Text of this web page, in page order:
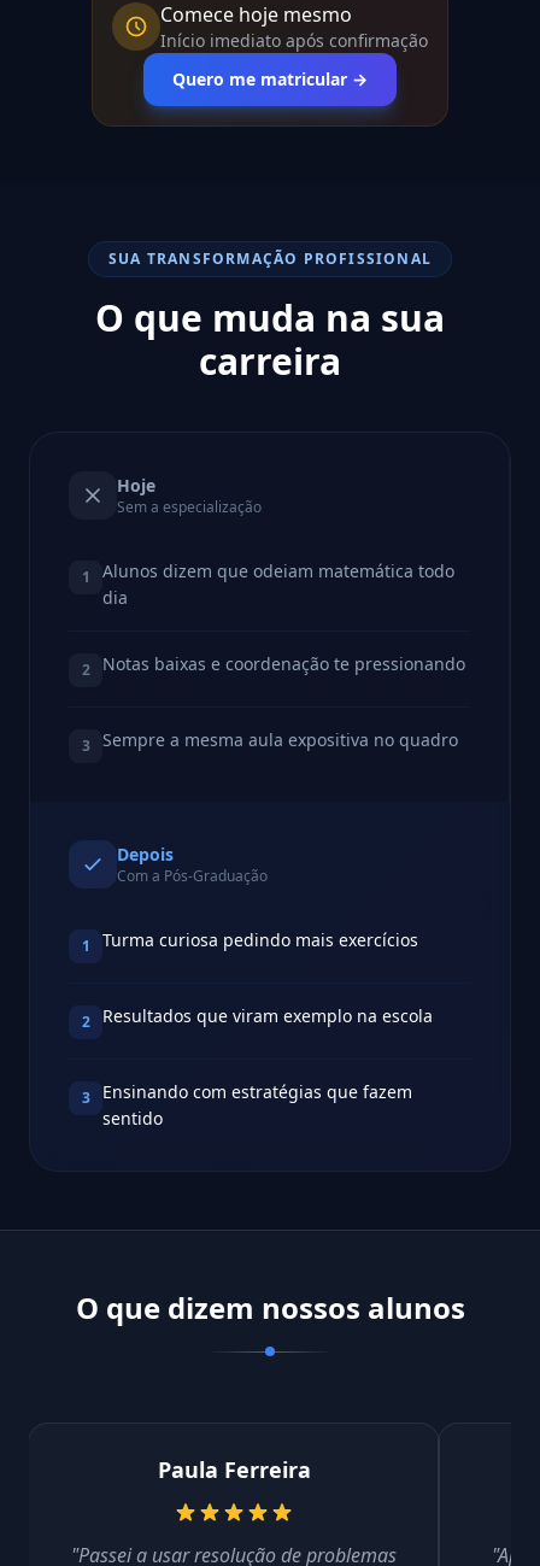
Comece hoje mesmo
Início imediato após confirmação
Quero me matricular →
SUA TRANSFORMAÇÃO PROFISSIONAL
O que muda na sua
carreira
Hoje
Sem a especialização
1
Alunos dizem que odeiam matemática todo
dia
2 Notas baixas e coordenação te pressionando
3 Sempre a mesma aula expositiva no quadro
Depois
Com a Pós-Graduação
1 Turma curiosa pedindo mais exercícios
2 Resultados que viram exemplo na escola
3
Ensinando com estratégias que fazem
sentido
O que dizem nossos alunos
Paula Ferreira
"Passei a usar resolução de problemas